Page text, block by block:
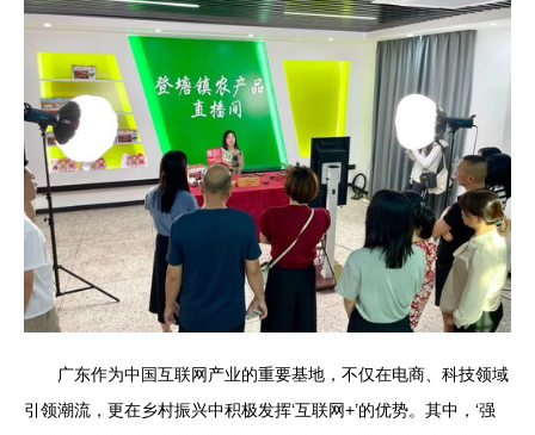
广东作为中国互联网产业的重要基地，不仅在电商、科技领域
引领潮流，更在乡村振兴中积极发挥‘互联网+’的优势。其中，‘强